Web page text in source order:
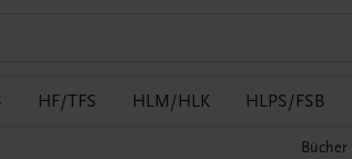
HF/TFS HLM/HLK HLPS/FSB
Bücher